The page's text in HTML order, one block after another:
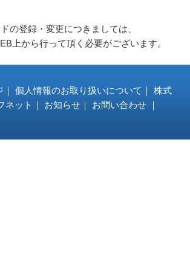
の登録・変更につきましては、
上から行って頂く必要がございます。
｜ 個人情報のお取り扱いについて ｜ 株式
ネット ｜ お知らせ ｜ お問い合わせ ｜